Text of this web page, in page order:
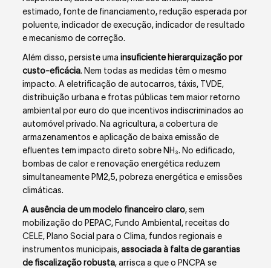
estimado, fonte de financiamento, redução esperada por
poluente, indicador de execução, indicador de resultado
e mecanismo de correção.
Além disso, persiste umainsuficiente hierarquização por
custo-eficácia. Nem todas as medidas têm o mesmo
impacto. A eletrificação de autocarros, táxis, TVDE,
distribuição urbana e frotas públicas tem maior retorno
ambiental por euro do que incentivos indiscriminados ao
automóvel privado. Na agricultura, a cobertura de
armazenamentos e aplicação de baixa emissão de
efluentes tem impacto direto sobre NH₃. No edificado,
bombas de calor e renovação energética reduzem
simultaneamente PM2,5, pobreza energética e emissões
climáticas.
A ausência de um modelo financeiro claro, sem
mobilização do PEPAC, Fundo Ambiental, receitas do
CELE, Plano Social para o Clima, fundos regionais e
instrumentos municipais,associada à falta de garantias
de fiscalização robusta, arrisca a que o PNCPA se